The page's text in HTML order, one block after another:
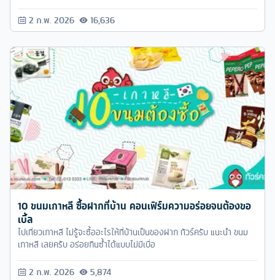
2 ก.พ. 2026 16,636
10 ขนมเกาหลี ซื้อฝากที่บ้าน คอนเฟิร์มความอร่อยจนต้องขอ
เบิ้ล
ไปเที่ยวเกาหลี ไม่รู้จะซื้ออะไรให้ที่บ้านเป็นของฝาก ทัวร์ครับ แนะนำ ขนม
เกาหลี เลยครับ อร่อยกินซ้ำได้แบบไม่มีเบื่อ
2 ก.พ. 2026 5,874